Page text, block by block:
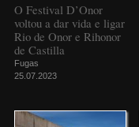
O Festival D’Onor
voltou a dar vida e ligar
Rio de Onor e Rihonor
de Castilla
Fugas
25.07.2023